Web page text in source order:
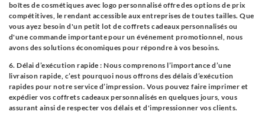
boîtes de cosmétiques avec logo personnalisé offre des options de prix
compétitives, le rendant accessible aux entreprises de toutes tailles. Que
vous ayez besoin d'un petit lot de coffrets cadeaux personnalisés ou
d'une commande importante pour un événement promotionnel, nous
avons des solutions économiques pour répondre à vos besoins.
6. Délai d’exécution rapide : Nous comprenons l’importance d’une
livraison rapide, c’est pourquoi nous offrons des délais d’exécution
rapides pour notre service d’impression. Vous pouvez faire imprimer et
expédier vos coffrets cadeaux personnalisés en quelques jours, vous
assurant ainsi de respecter vos délais et d'impressionner vos clients.